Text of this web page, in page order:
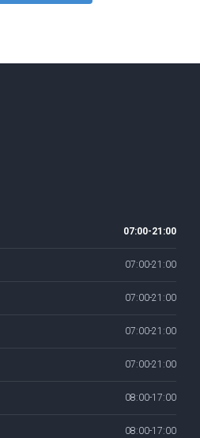
07:00-21:00
07:00-21:00
07:00-21:00
07:00-21:00
07:00-21:00
08:00-17:00
08:00-17:00